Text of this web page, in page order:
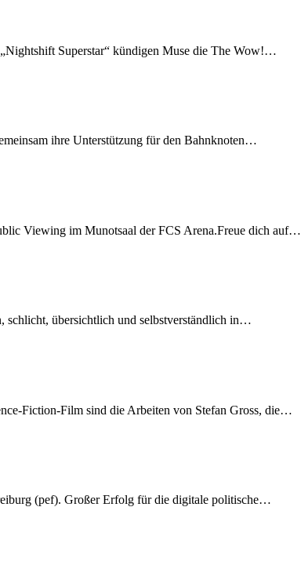
Superstar“ kündigen Muse die The Wow!…
ihre Unterstützung für den Bahnknoten…
Viewing im Munotsaal der FCS Arena.Freue dich auf…
schlicht, übersichtlich und selbstverständlich in…
Fiction-Film sind die Arbeiten von Stefan Gross, die…
(pef). Großer Erfolg für die digitale politische…